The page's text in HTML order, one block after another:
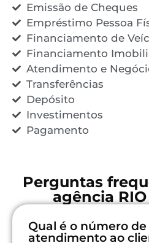
Emissão de Cheques
Empréstimo Pessoa
Financiamento de
Financiamento
Atendimento e
Transferências
Depósito
Investimentos
Pagamento
Perguntas
agência
Qual é o número
atendimento ao